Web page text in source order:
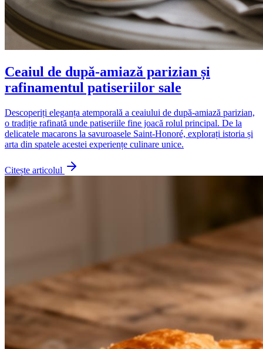
Ceaiul de după-amiază parizian și
rafinamentul patiseriilor sale
Descoperiți eleganța atemporală a ceaiului de după-amiază parizian,
o tradiție rafinată unde patiseriile fine joacă rolul principal. De la
delicatele macarons la savuroasele Saint-Honoré, explorați istoria și
arta din spatele acestei experiențe culinare unice.
Citește articolul